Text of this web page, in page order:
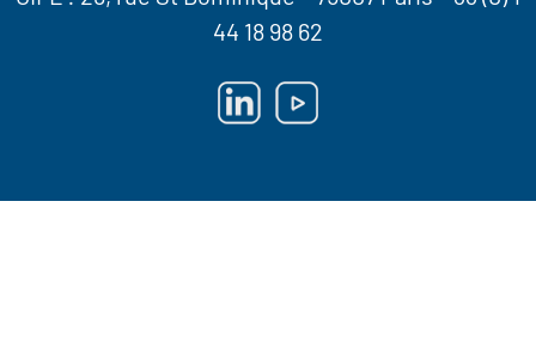
44 18 98 62